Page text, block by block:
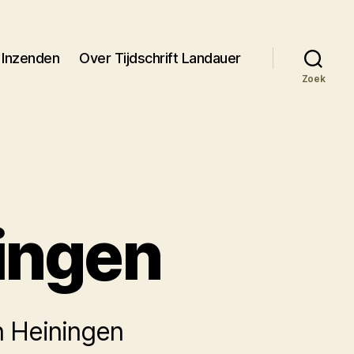
Inzenden Over Tijdschrift Landauer
Zoek
Heiningen